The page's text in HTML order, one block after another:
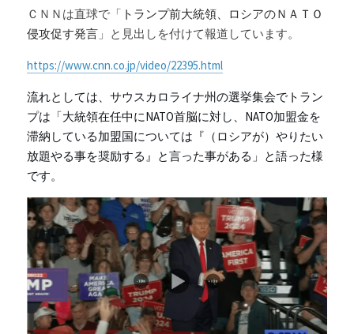
検索
ＣＮＮは直球で「 トランプ前大統領、ロシアのＮＡＴＯ
侵攻促す発言 」と見出しを付けて報道しています。
https://www.cnn.co.jp/video/22395.html
流れとしては、サウスカロライナ州の選挙集会でトラン
プは「大統領在任中にNATO首脳に対し、NATO加盟金を
滞納している加盟国については『（ロシアが）やりたい
放題やる事を奨励する』と言った事がある」と語った様
です。